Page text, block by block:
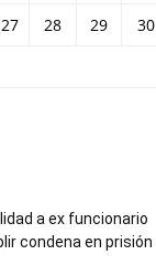
27 28 29
30
a ex funcionario
condena en prisión